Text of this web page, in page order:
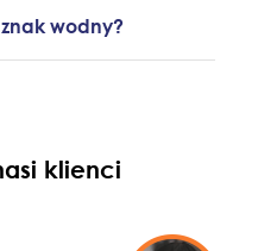
wodny?
klienci